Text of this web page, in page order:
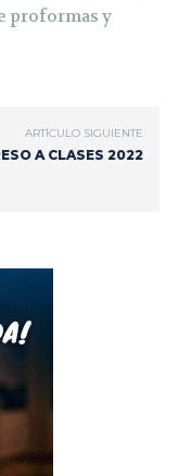
proformas y
ARTÍCULO SIGUIENTE
A CLASES 2022